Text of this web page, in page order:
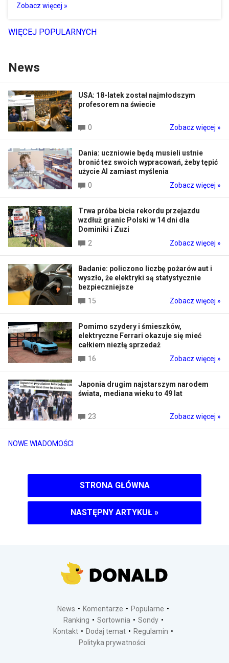
Zobacz więcej »
WIĘCEJ POPULARNYCH
News
NOWE WIADOMOŚCI
USA: 18-latek został najmłodszym
profesorem na świecie
0 Zobacz więcej »
Dania: uczniowie będą musieli ustnie
bronić tez swoich wypracowań, żeby tępić
użycie AI zamiast myślenia
0
Zobacz więcej »
Trwa próba bicia rekordu przejazdu
wzdłuż granic Polski w 14 dni dla
Dominiki i Zuzi
2
Zobacz więcej »
Badanie: policzono liczbę pożarów aut i
wyszło, że elektryki są statystycznie
bezpieczniejsze
15
Zobacz więcej »
Pomimo szydery i śmieszków,
elektryczne Ferrari okazuje się mieć
całkiem niezłą sprzedaż
16
Zobacz więcej »
Japonia drugim najstarszym narodem
świata, mediana wieku to 49 lat
23 Zobacz więcej »
STRONA GŁÓWNA
NASTĘPNY ARTYKUŁ »
News Komentarze
Popularne
Ranking
Sortownia
Sondy
Kontakt
Dodaj temat
Regulamin
Polityka prywatności